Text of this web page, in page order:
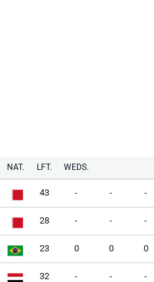
NAT. LFT. WEDS.
43 - - -
28 - - -
23 0 0 0
32 - - -